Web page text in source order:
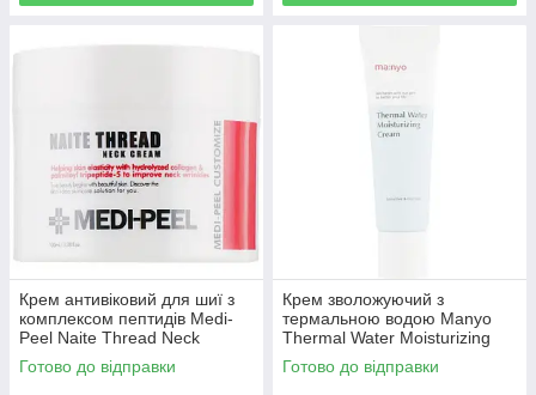
Крем антивіковий для шиї з
комплексом пептидів Medi-
Peel Naite Thread Neck
Cream 100 мл
Готово до відправки
Крем зволожуючий з
термальною водою Manyo
Thermal Water Moisturizing
Cream 50 мл
Готово до відправки